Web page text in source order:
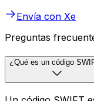
Envía con Xe
Preguntas
¿Qué es un código